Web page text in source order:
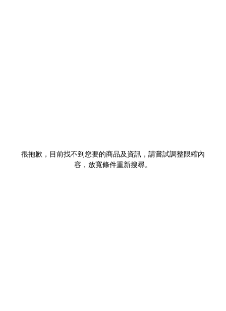
很抱歉，目前找不到您要的商品及資訊，請嘗試調整限縮內
容，放寬條件重新搜尋。